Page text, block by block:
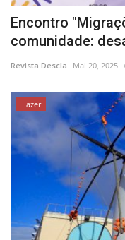
Encontro
comunidade:
Revista Descla Mai 20, 2025
Lazer